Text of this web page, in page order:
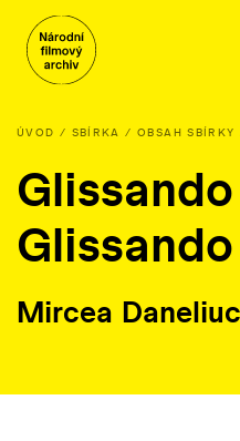
ÚVOD SBÍRKA OBSAH SBÍRKY
Glissando
Mircea